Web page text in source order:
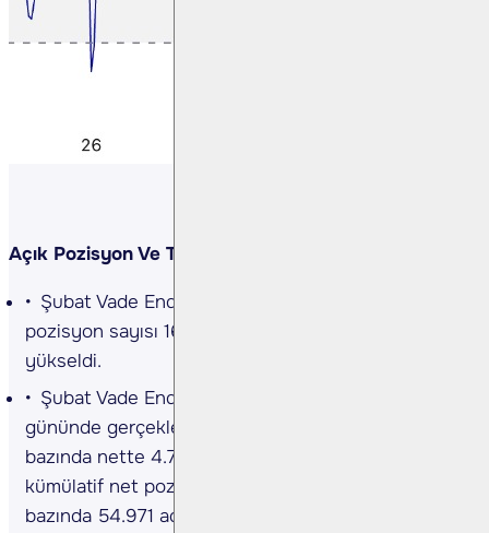
Açık Pozisyon Ve Takas Değişimi
Şubat Vade Endeks Sözleşmesinde açık
pozisyon sayısı 16.595 artışla 399.194 adete
yükseldi.
Şubat Vade Endeks Sözleşmesinde önceki işlem
gününde gerçekleşen işlemlerde ilk 5 kurum
bazında nette 4.798 adet satış gerçekleşirken,
kümülatif net pozisyonlar tarafında ilk 5 kurum
bazında 54.971 adet fark ile alışların baskın